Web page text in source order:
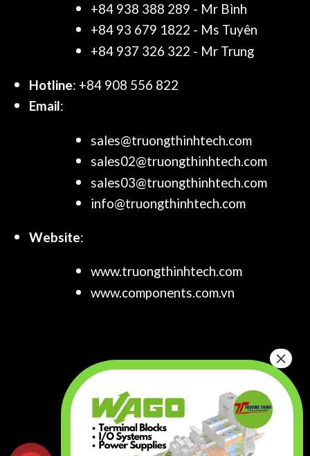
+84 938 388 289 - Mr Bình
+84 93 679 1822 - Ms Tuyên
+84 937 326 322 - Mr Trung
Hotline: +84 908 556 822
Email:
sales@truongthinhtech.com
sales02@truongthinhtech.com
sales03@truongthinhtech.com
info@truongthinhtech.com
Website:
www.truongthinhtech.com
www.components.com.vn